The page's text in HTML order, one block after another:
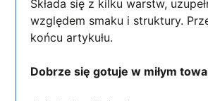
Składa się z kilku warstw,
względem smaku i struktury.
końcu artykułu.
Dobrze się gotuje w miłym